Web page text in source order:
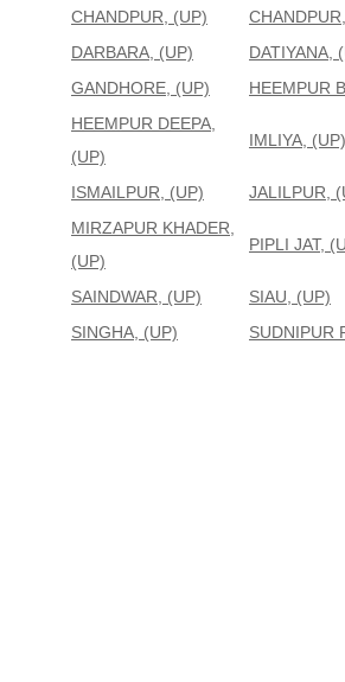
CHANDPUR, (UP)
DARBARA, (UP)
DATIYANA,
GANDHORE, (UP)
HEEMPUR
HEEMPUR DEEPA,
(UP)
IMLIYA, (UP)
ISMAILPUR, (UP)
JALILPUR,
MIRZAPUR KHADER,
(UP)
PIPLI JAT,
SAINDWAR, (UP)
SIAU, (UP)
SINGHA, (UP)
SUDNIPUR